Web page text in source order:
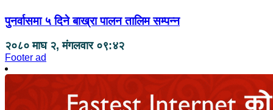
पुनर्वासमा ५ दिने बाख्रा पालन तालिम सम्पन्न
२०८० माघ २, मंगलवार ०९:४२
Footer ad